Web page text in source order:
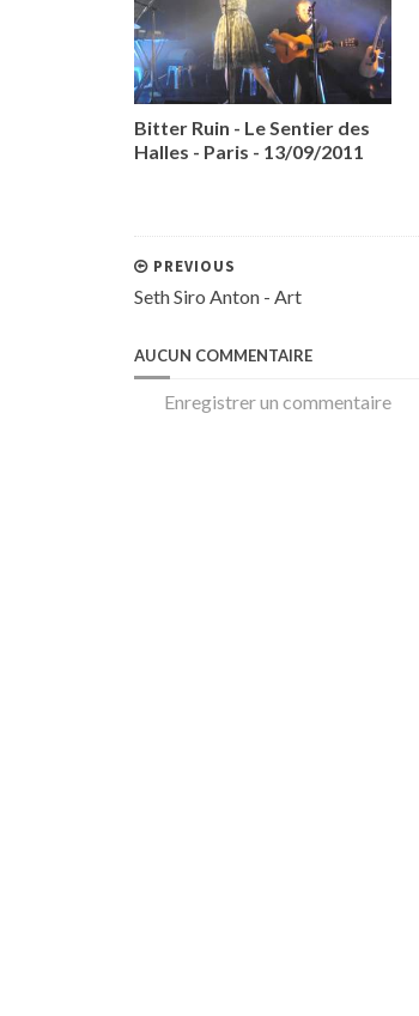
Bitter Ruin - Le Sentier des
Halles - Paris - 13/09/2011
PREVIOUS
Seth Siro Anton - Art
AUCUN COMMENTAIRE
Enregistrer un commentaire